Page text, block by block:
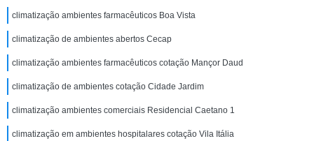
climatização ambientes farmacêuticos Boa Vista
climatização de ambientes abertos Cecap
climatização ambientes farmacêuticos cotação Mançor Daud
climatização de ambientes cotação Cidade Jardim
climatização ambientes comerciais Residencial Caetano 1
climatização em ambientes hospitalares cotação Vila Itália